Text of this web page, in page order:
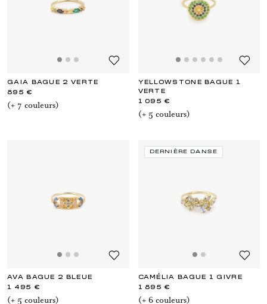
GAIA BAGUE 2 VERTE
895 €
(+ 7 couleurs)
YELLOWSTONE BAGUE 1
VERTE
1 095 €
(+ 5 couleurs)
AVA BAGUE 2 BLEUE
1 495 €
(+ 5 couleurs)
DERNIÈRE DANSE
CAMÉLIA BAGUE 1 GIVRE
1 895 €
(+ 6 couleurs)